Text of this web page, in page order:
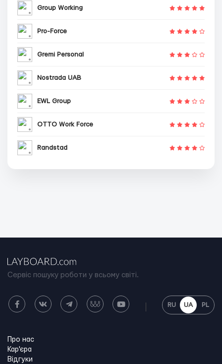
Group Working
Pro-Force
Gremi Personal
Nostrada UAB
EWL Group
OTTO Work Force
Randstad
Сервіс пошуку роботи у всьому світі.
RU UA PL
Про нас
Кар'єра
Відгуки